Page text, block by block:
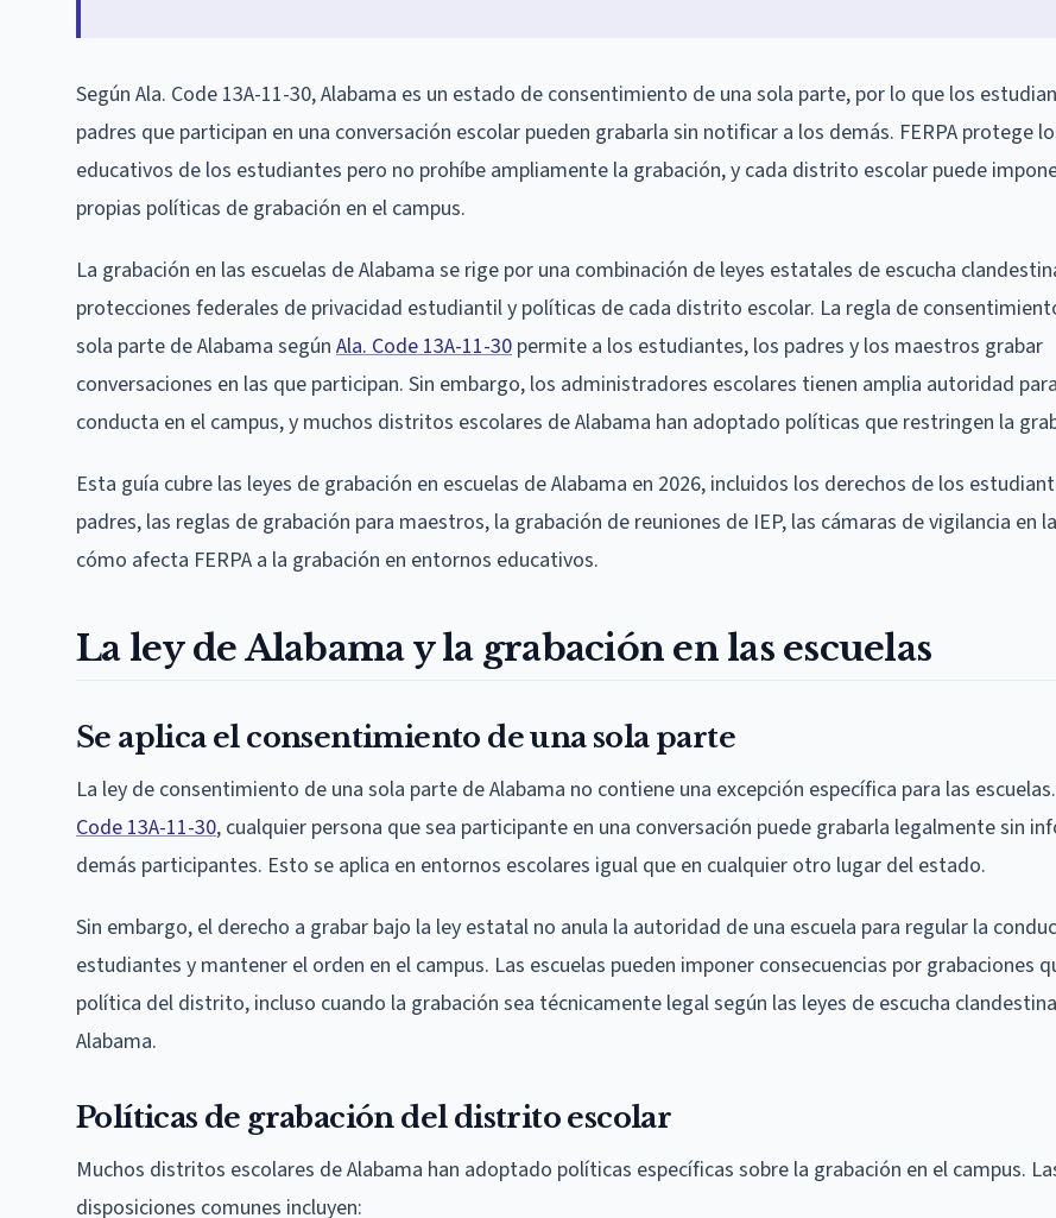
Según Ala. Code 13A-11-30, Alabama es un estado de consentimiento de una sola parte, por lo que los
padres que participan en una conversación escolar pueden grabarla sin notificar a los demás. FERPA protege
educativos de los estudiantes pero no prohíbe ampliamente la grabación, y cada distrito escolar puede
propias políticas de grabación en el campus.
La grabación en las escuelas de Alabama se rige por una combinación de leyes estatales de escucha
protecciones federales de privacidad estudiantil y políticas de cada distrito escolar. La regla de
sola parte de Alabama según Ala. Code 13A-11-30 permite a los estudiantes, los padres y los maestros grabar
conversaciones en las que participan. Sin embargo, los administradores escolares tienen amplia autoridad
conducta en el campus, y muchos distritos escolares de Alabama han adoptado políticas que restringen la
Esta guía cubre las leyes de grabación en escuelas de Alabama en 2026, incluidos los derechos de los
padres, las reglas de grabación para maestros, la grabación de reuniones de IEP, las cámaras de vigilancia en
cómo afecta FERPA a la grabación en entornos educativos.
La ley de Alabama y la grabación en las escuelas
Se aplica el consentimiento de una sola parte
La ley de consentimiento de una sola parte de Alabama no contiene una excepción específica para las
Code 13A-11-30, cualquier persona que sea participante en una conversación puede grabarla legalmente sin
demás participantes. Esto se aplica en entornos escolares igual que en cualquier otro lugar del estado.
Sin embargo, el derecho a grabar bajo la ley estatal no anula la autoridad de una escuela para regular la
estudiantes y mantener el orden en el campus. Las escuelas pueden imponer consecuencias por grabaciones
política del distrito, incluso cuando la grabación sea técnicamente legal según las leyes de escucha
Alabama.
Políticas de grabación del distrito escolar
Muchos distritos escolares de Alabama han adoptado políticas específicas sobre la grabación en el campus.
disposiciones comunes incluyen: